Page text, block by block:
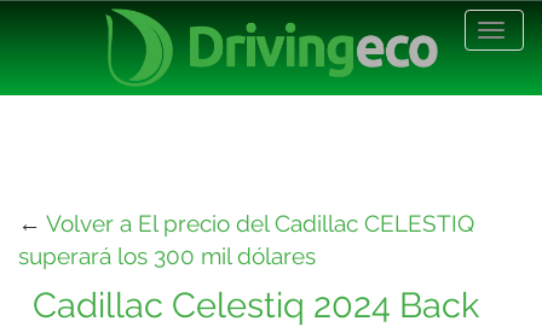
← Volver a El precio del Cadillac CELESTIQ
superará los 300 mil dólares
Cadillac Celestiq 2024 Back